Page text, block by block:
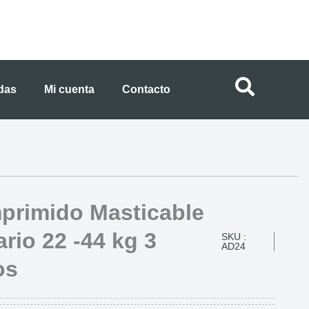
Mi cuenta Contacto
Masticable
22 -44 kg 3
SKU :
AD24